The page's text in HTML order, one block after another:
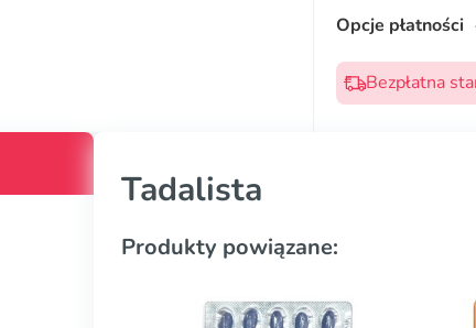
Opcje płatności
Bezpłatna
Tadalista
Produkty powiązane: